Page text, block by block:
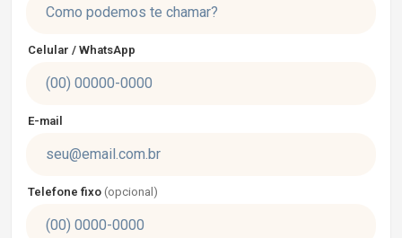
Celular / WhatsApp
E-mail
Telefone fixo (opcional)